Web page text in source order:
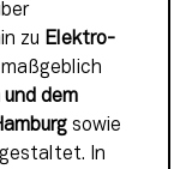
über
zu Elektro-
und dem
gestaltet. In